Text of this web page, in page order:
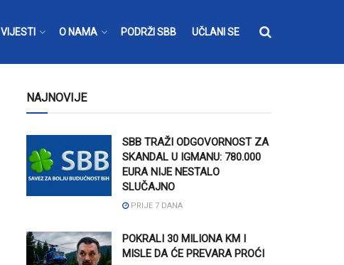
VIJESTI O NAMA PODRŽI SBB UČLANI SE
NAJNOVIJE
SBB TRAŽI ODGOVORNOST ZA
SKANDAL U IGMANU: 780.000
EURA NIJE NESTALO
SLUČAJNO
PRIJE 7 DANA
POKRALI 30 MILIONA KM I
MISLE DA ĆE PREVARA PROĆI